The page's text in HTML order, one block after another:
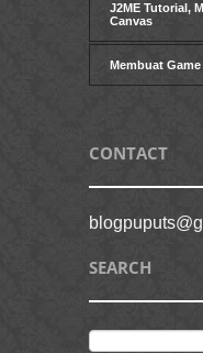
J2ME Tutorial,
Canvas
Membuat
CONTACT
SEARCH